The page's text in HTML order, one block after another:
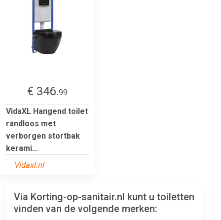
€ 346.99
VidaXL Hangend toilet
randloos met
verborgen stortbak
kerami...
Vidaxl.nl
Via Korting-op-sanitair.nl kunt u toiletten
vinden van de volgende merken: